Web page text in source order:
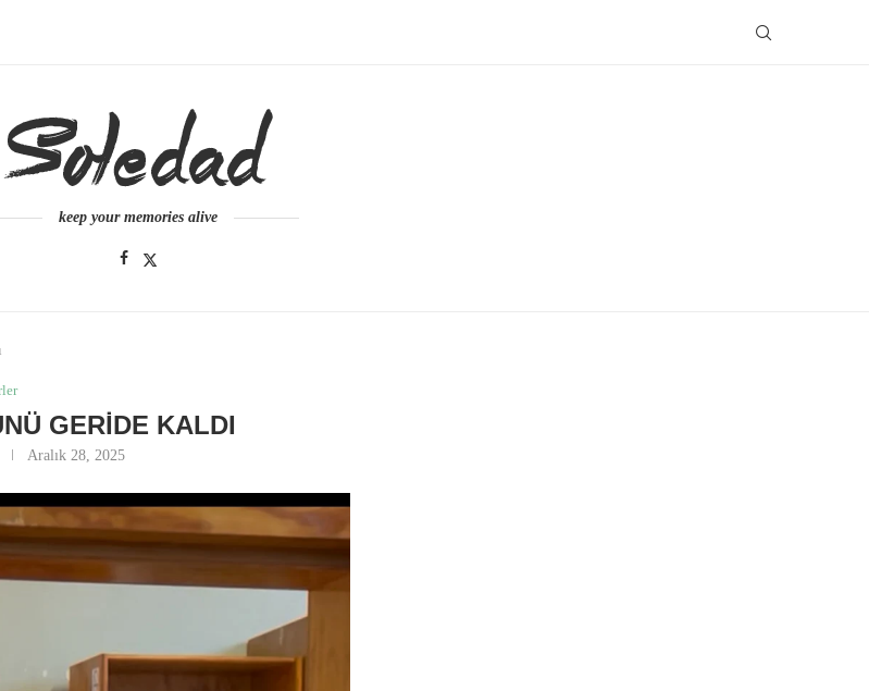
keep your memories alive
GERIDE KALDI
Aralık 28, 2025